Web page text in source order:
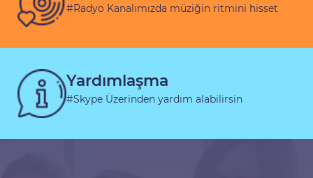
#Radyo Kanalımızda müziğin ritmini hisset
Yardımlaşma
#Skype Üzerinden yardım alabilirsin